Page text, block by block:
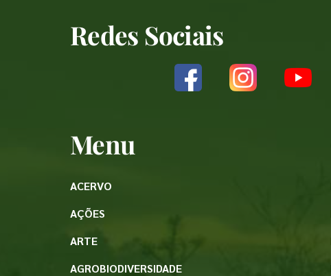
Redes Sociais
Menu
ACERVO
AÇÕES
ARTE
AGROBIODIVERSIDADE